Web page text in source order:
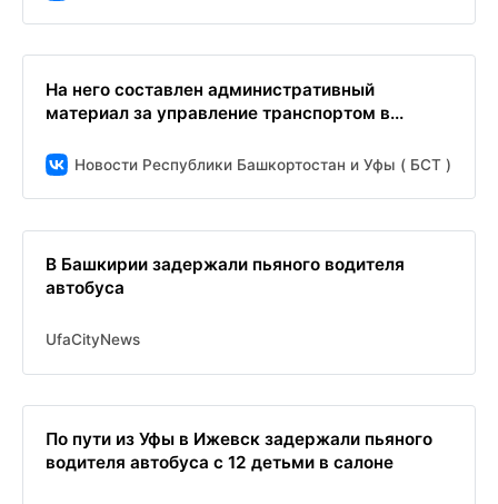
На него составлен административный
материал за управление транспортом в...
Новости Республики Башкортостан и Уфы ( БСТ )
В Башкирии задержали пьяного водителя
автобуса
UfaCityNews
По пути из Уфы в Ижевск задержали пьяного
водителя автобуса с 12 детьми в салоне